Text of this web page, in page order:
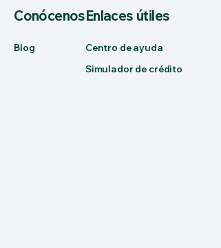
Conócenos
Blog
Enlaces útiles
Centro de ayuda
Simulador de crédito